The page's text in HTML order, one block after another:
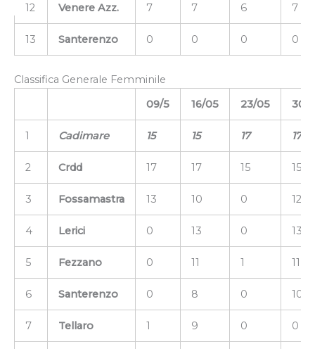
12 Venere Azz. 7 7 6 7
13 Santerenzo 0 0 0 0
Classifica Generale Femminile
09/5
16/05 23/05 30/
1 Cadimare 15 15 17 17
2 Crdd 17 17 15 15
3 Fossamastra 13 10 0 12
4 Lerici 0 13 0 13
5 Fezzano 0 11 1 11
6 Santerenzo 0 8 0 10
7 Tellaro 1 9 0 0